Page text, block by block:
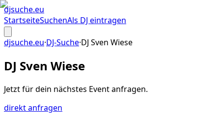
djsuche.eu
StartseiteSuchenAls DJ eintragen
djsuche.eu·DJ-Suche·DJ Sven Wiese
DJ Sven Wiese
Jetzt für dein nächstes Eventanfragen.
direkt anfragen